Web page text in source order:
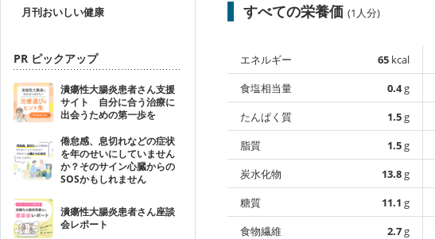
月刊おいしい健康
PR ピックアップ
潰瘍性大腸炎患者さん支援
サイト 自分に合う治療に
出会うための第一歩を
倦怠感、息切れなどの症状
を年のせいにしていません
か？そのサイン心臓からの
SOSかもしれません
潰瘍性大腸炎患者さん座談
会レポート
すべての栄養価 (1人分)
エネルギー 65 kcal
食塩相当量
0.4g
たんぱく質
1.5g
脂質
1.5g
炭水化物
13.8g
糖質
11.1 g
食物繊維
2.7g